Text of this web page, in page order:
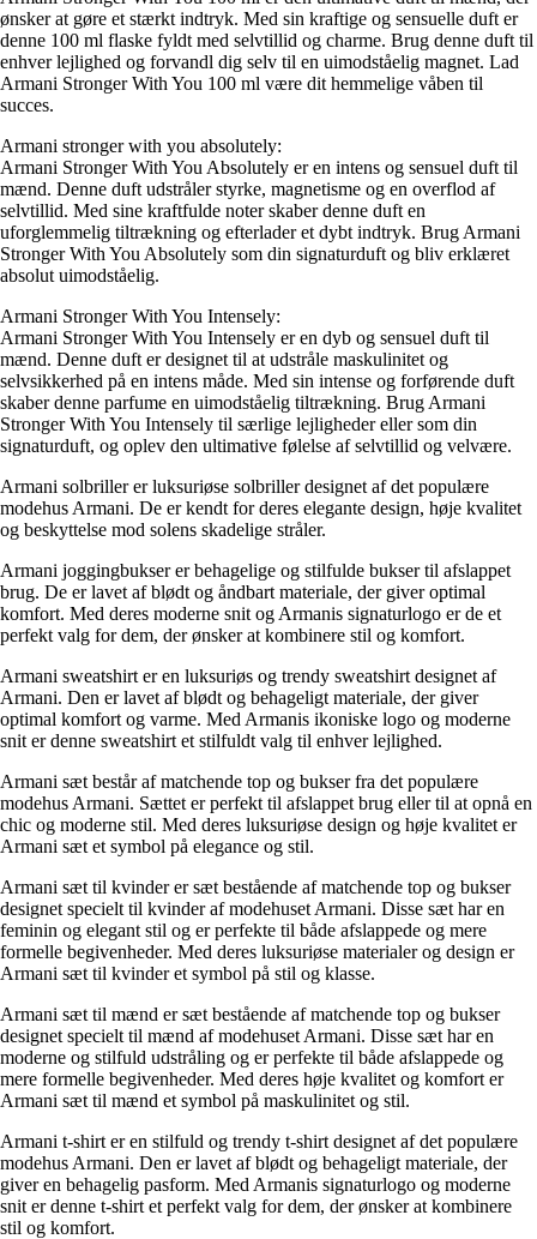
ønsker at gøre et stærkt indtryk. Med sin kraftige og sensuelle duft er
denne 100 ml flaske fyldt med selvtillid og charme. Brug denne duft til
enhver lejlighed og forvandl dig selv til en uimodståelig magnet. Lad
Armani Stronger With You 100 ml være dit hemmelige våben til
succes.
Armani stronger with you absolutely:
Armani Stronger With You Absolutely er en intens og sensuel duft til
mænd. Denne duft udstråler styrke, magnetisme og en overflod af
selvtillid. Med sine kraftfulde noter skaber denne duft en
uforglemmelig tiltrækning og efterlader et dybt indtryk. Brug Armani
Stronger With You Absolutely som din signaturduft og bliv erklæret
absolut uimodståelig.
Armani Stronger With You Intensely:
Armani Stronger With You Intensely er en dyb og sensuel duft til
mænd. Denne duft er designet til at udstråle maskulinitet og
selvsikkerhed på en intens måde. Med sin intense og forførende duft
skaber denne parfume en uimodståelig tiltrækning. Brug Armani
Stronger With You Intensely til særlige lejligheder eller som din
signaturduft, og oplev den ultimative følelse af selvtillid og velvære.
Armani solbriller er luksuriøse solbriller designet af det populære
modehus Armani. De er kendt for deres elegante design, høje kvalitet
og beskyttelse mod solens skadelige stråler.
Armani joggingbukser er behagelige og stilfulde bukser til afslappet
brug. De er lavet af blødt og åndbart materiale, der giver optimal
komfort. Med deres moderne snit og Armanis signaturlogo er de et
perfekt valg for dem, der ønsker at kombinere stil og komfort.
Armani sweatshirt er en luksuriøs og trendy sweatshirt designet af
Armani. Den er lavet af blødt og behageligt materiale, der giver
optimal komfort og varme. Med Armanis ikoniske logo og moderne
snit er denne sweatshirt et stilfuldt valg til enhver lejlighed.
Armani sæt består af matchende top og bukser fra det populære
modehus Armani. Sættet er perfekt til afslappet brug eller til at opnå en
chic og moderne stil. Med deres luksuriøse design og høje kvalitet er
Armani sæt et symbol på elegance og stil.
Armani sæt til kvinder er sæt bestående af matchende top og bukser
designet specielt til kvinder af modehuset Armani. Disse sæt har en
feminin og elegant stil og er perfekte til både afslappede og mere
formelle begivenheder. Med deres luksuriøse materialer og design er
Armani sæt til kvinder et symbol på stil og klasse.
Armani sæt til mænd er sæt bestående af matchende top og bukser
designet specielt til mænd af modehuset Armani. Disse sæt har en
moderne og stilfuld udstråling og er perfekte til både afslappede og
mere formelle begivenheder. Med deres høje kvalitet og komfort er
Armani sæt til mænd et symbol på maskulinitet og stil.
Armani t-shirt er en stilfuld og trendy t-shirt designet af det populære
modehus Armani. Den er lavet af blødt og behageligt materiale, der
giver en behagelig pasform. Med Armanis signaturlogo og moderne
snit er denne t-shirt et perfekt valg for dem, der ønsker at kombinere
stil og komfort.